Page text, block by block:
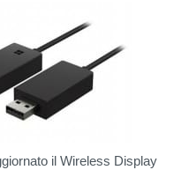
il Wireless Display